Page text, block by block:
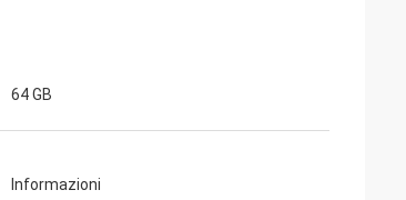
64 GB
Informazioni